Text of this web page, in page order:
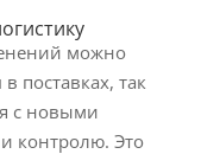
можно
в поставках, так
с новыми
контролю. Это